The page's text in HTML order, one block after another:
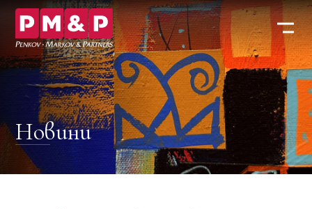
Новини